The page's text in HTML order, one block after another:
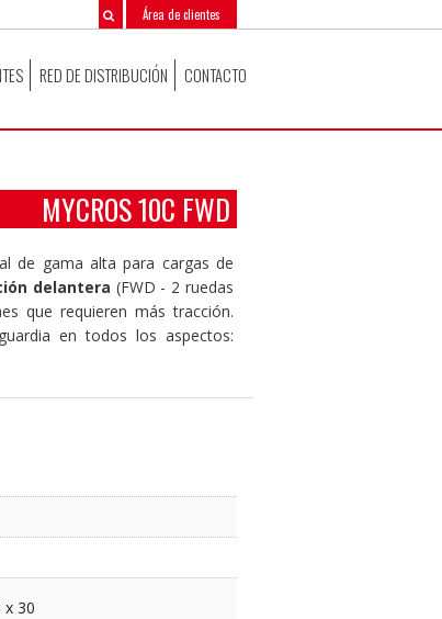
Área de clientes
RED DE DISTRIBUCIÓN CONTACTO
MYCROS 10C FWD
de gama alta para cargas de
delantera (FWD - 2 ruedas
que requieren más tracción.
en todos los aspectos:
x 30